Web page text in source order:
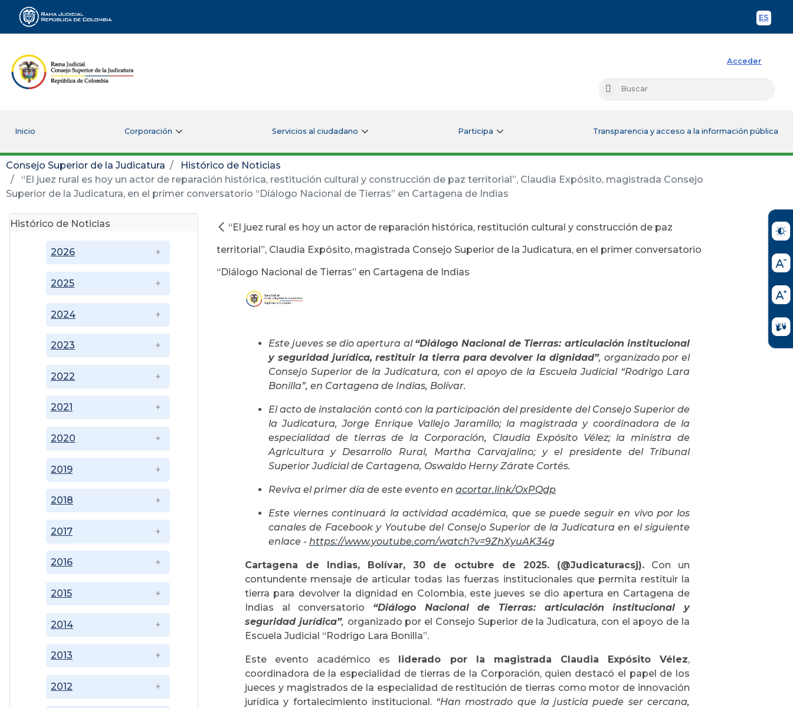
ES
Rama Judicial
Acceder
Buscar
Inicio Corporación Servicios al ciudadano Participa Transparencia y acceso a la información pública
Consejo Superior de la Judicatura
Histórico de Noticias
“El juez rural es hoy un actor de reparación histórica, restitución cultural y construcción de paz territorial”, Claudia Expósito, magistrada Consejo
Superior de la Judicatura, en el primer conversatorio “Diálogo Nacional de Tierras” en Cartagena de Indias
Histórico de Noticias
2012
2013
2014
2015
2016
2017
2018
2019
2020
2021
2022
2023
2024
2025
2026
“El juez rural es hoy un actor de reparación histórica, restitución cultural y construcción de paz
territorial”, Claudia Expósito, magistrada Consejo Superior de la Judicatura, en el primer conversatorio
“Diálogo Nacional de Tierras” en Cartagena de Indias
Este jueves se dio apertura al “Diálogo Nacional de Tierras: articulación institucional
y seguridad jurídica, restituir la tierra para devolver la dignidad”, organizado por el
Consejo Superior de la Judicatura, con el apoyo de la Escuela Judicial “Rodrigo Lara
Bonilla”, en Cartagena de Indias, Bolívar.
El acto de instalación contó con la participación del presidente del Consejo Superior de
la Judicatura, Jorge Enrique Vallejo Jaramillo; la magistrada y coordinadora de la
especialidad de tierras de la Corporación, Claudia Expósito Vélez; la ministra de
Agricultura y Desarrollo Rural, Martha Carvajalino; y el presidente del Tribunal
Superior Judicial de Cartagena, Oswaldo Herny Zárate Cortés.
Reviva el primer día de este evento en acortar.link/OxPQdp
Este viernes continuará la actividad académica, que se puede seguir en vivo por los
canales de Facebook y Youtube del Consejo Superior de la Judicatura en el siguiente
enlace - https://www.youtube.com/watch?v=9ZhXyuAK34g
Cartagena de Indias, Bolívar, 30 de octubre de 2025. (@Judicaturacsj). Con un
contundente mensaje de articular todas las fuerzas institucionales que permita restituir la
tierra para devolver la dignidad en Colombia, este jueves se dio apertura en Cartagena de
Indias al conversatorio “Diálogo Nacional de Tierras: articulación institucional y
seguridad jurídica”, organizado por el Consejo Superior de la Judicatura, con el apoyo de la
Escuela Judicial “Rodrigo Lara Bonilla”.
Este evento académico es liderado por la magistrada Claudia Expósito Vélez,
coordinadora de la especialidad de tierras de la Corporación, quien destacó el papel de los
jueces y magistrados de la especialidad de restitución de tierras como motor de innovación
jurídica y fortalecimiento institucional. “Han mostrado que la justicia puede ser cercana,